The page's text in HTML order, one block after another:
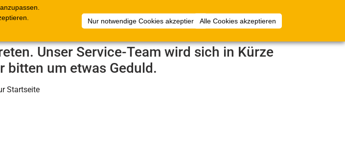
Nur notwendige Cookies akzeptierenAlle Cookies akzeptieren
Unternehmen Artikelsammlungen Mehr Anmelden
Unser Service-Team wird sich in Kürze
bitten um etwas Geduld.
Startseite